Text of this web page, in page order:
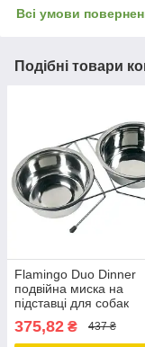
Всі умови
Подібні товари
Flamingo Duo Dinner
подвійна миска на
підставці для собак
2х750 мл; d=2х14 см
375,82 ₴ 437 ₴